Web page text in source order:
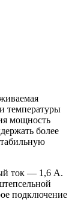
температуры
мощность
более
ток — 1,6 А.
подключение